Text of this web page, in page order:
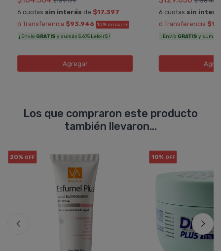
6 cuotas sin interés de $17.397
ó Transferencia $93.946 10% EXTRA OFF
¡ Envío GRATIS y sumás 5.675 Leloir$ !
Agregar
6 cuotas sin
ó Transferencia
¡ Envío GRATIS y sumás
Los que compraron este producto
también llevaron...
20% OFF 10% OFF